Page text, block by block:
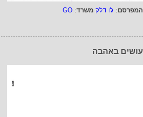
המפרסם: ג'ו דלק משרד:
GO
עושים באהבה